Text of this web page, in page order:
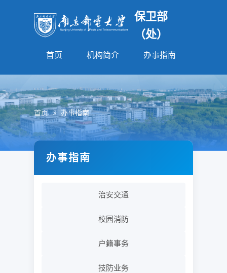
保卫部
（处）
首页 机构简介 办事指南
首页 > 办事指南
办事指南
治安交通
校园消防
户籍事务
技防业务